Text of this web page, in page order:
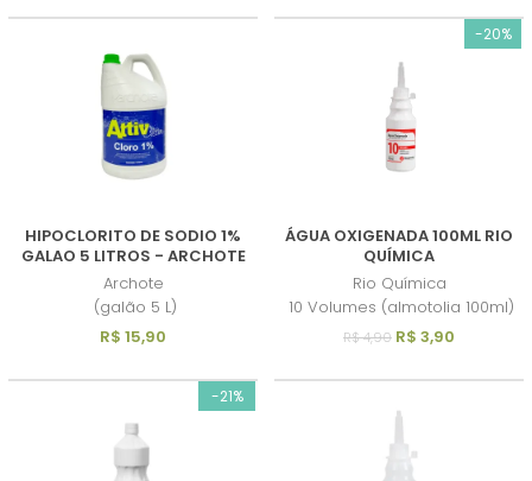
HIPOCLORITO DE SODIO 1%
GALAO 5 LITROS - ARCHOTE
Archote
(galão 5 L)
R$ 15,90
-20%
ÁGUA OXIGENADA 100ML RIO
QUÍMICA
Rio Química
10 Volumes (almotolia 100ml)
R$ 4,90 R$ 3,90
-21%